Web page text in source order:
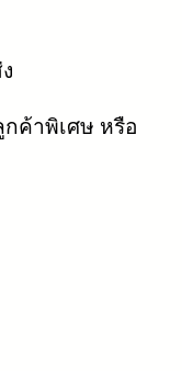
ค้าพิเศษ หรือ